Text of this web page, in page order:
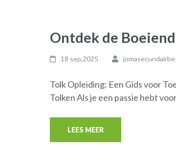
Ontdek de
18 sep,2025 jomasecundairbe
Tolk Opleiding: Een Gids voor
Tolken Als je een passie hebt
LEES MEER